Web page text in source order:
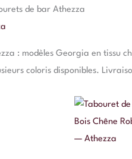
de bar Athezza
: modèles Georgia en tissu
coloris disponibles.